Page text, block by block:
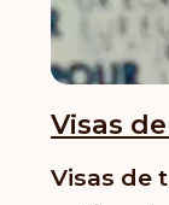
Visas
Visas de